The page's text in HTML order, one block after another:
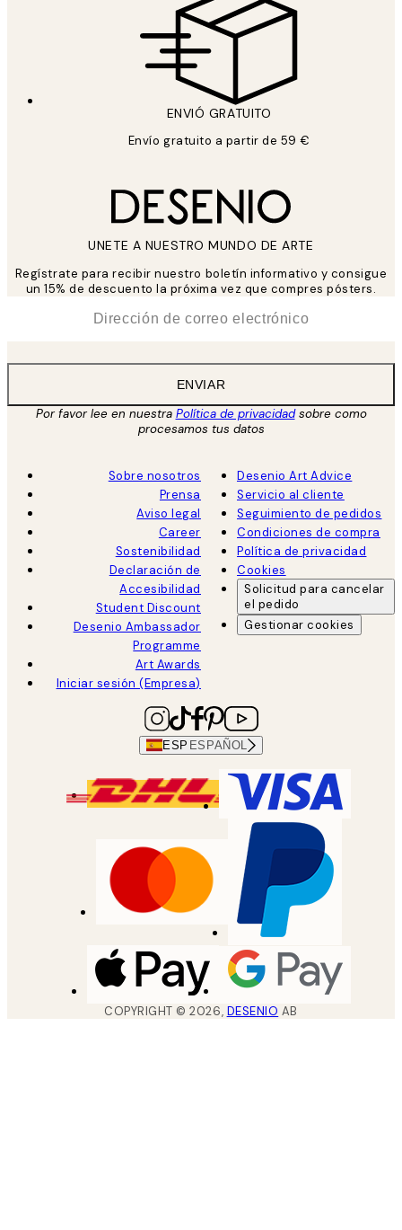
ENVIÓ GRATUITO
Envío gratuito a partir de 59 €
UNETE A NUESTRO MUNDO DE ARTE
Regístrate para recibir nuestro boletín informativo y consigue
un 15% de descuento la próxima vez que compres pósters.
ENVIAR
Por favor lee en nuestra Política de privacidadsobre como
procesamos tus datos
Sobre nosotros
Prensa
Aviso legal
Career
Sostenibilidad
Declaración de
Accesibilidad
Student Discount
Desenio Ambassador
Programme
Art Awards
Iniciar sesión (Empresa)
Desenio Art Advice
Servicio al cliente
Seguimiento de pedidos
Condiciones de compra
Política de privacidad
Cookies
Solicitud para cancelar
el pedido
Gestionar cookies
ESP ESPAÑOL
COPYRIGHT ©2026, DESENIO AB